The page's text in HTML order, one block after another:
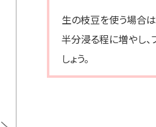
生の枝豆を使う場合は
半分浸る程に増やし、
しょう。